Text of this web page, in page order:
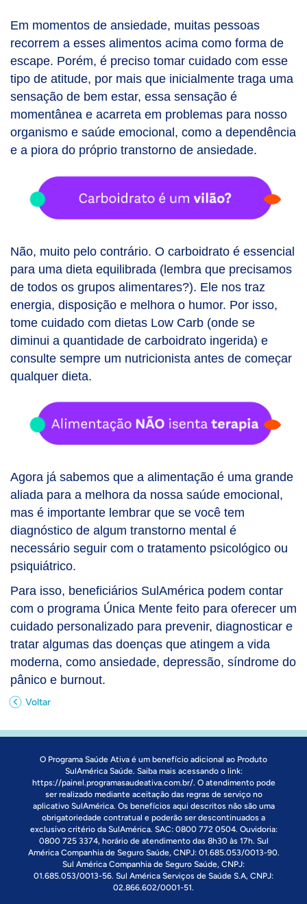
Em momentos de ansiedade, muitas pessoas
recorrem a esses alimentos acima como forma de
escape. Porém, é preciso tomar cuidado com esse
tipo de atitude, por mais que inicialmente traga uma
sensação de bem estar, essa sensação é
momentânea e acarreta em problemas para nosso
organismo e saúde emocional, como a dependência
e a piora do próprio transtorno de ansiedade.
Não, muito pelo contrário. O carboidrato é essencial
para uma dieta equilibrada (lembra que precisamos
de todos os grupos alimentares?). Ele nos traz
energia, disposição e melhora o humor. Por isso,
tome cuidado com dietas Low Carb (onde se
diminui a quantidade de carboidrato ingerida) e
consulte sempre um nutricionista antes de começar
qualquer dieta.
Agora já sabemos que a alimentação é uma grande
aliada para a melhora da nossa saúde emocional,
mas é importante lembrar que se você tem
diagnóstico de algum transtorno mental é
necessário seguir com o tratamento psicológico ou
psiquiátrico.
Para isso, beneficiários SulAmérica podem contar
com o programa Única Mente feito para oferecer um
cuidado personalizado para prevenir, diagnosticar e
tratar algumas das doenças que atingem a vida
moderna, como ansiedade, depressão, síndrome do
pânico e burnout.
Voltar
O Programa Saúde Ativa é um benefício adicional ao Produto
SulAmérica Saúde. Saiba mais acessando o link:
https://painel.programasaudeativa.com.br/. O atendimento pode
ser realizado mediante aceitação das regras de serviço no
aplicativo SulAmérica. Os benefícios aqui descritos não são uma
obrigatoriedade contratual e poderão ser descontinuados a
exclusivo critério da SulAmérica. SAC: 0800 772 0504. Ouvidoria:
0800 725 3374, horário de atendimento das 8h30 às 17h. Sul
América Companhia de Seguro Saúde, CNPJ: 01.685.053/0013-90.
Sul América Companhia de Seguro Saúde, CNPJ:
01.685.053/0013-56. Sul América Serviços de Saúde S.A, CNPJ:
02.866.602/0001-51.